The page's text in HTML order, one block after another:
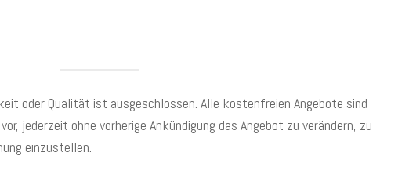
oder Qualität ist ausgeschlossen. Alle kostenfreien Angebote sind
jederzeit ohne vorherige Ankündigung das Angebot zu verändern, zu
einzustellen.